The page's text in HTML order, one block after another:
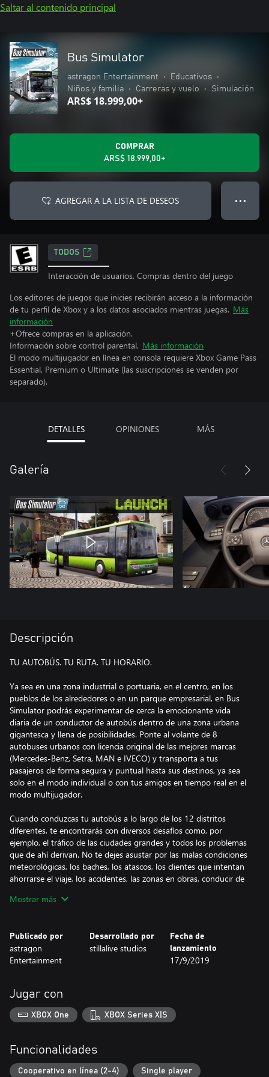
Saltar al contenido principal
Bus Simulator
astragon Entertainment • Educativos
•
Niños y familia
• Carreras y vuelo • Simulación
ARS$ 18.999,00+
COMPRAR
ARS$ 18.999,00+
AGREGAR A LA LISTA DE DESEOS ● ● ●
TODOS
Interacción de usuarios, Compras dentro del juego
Los editores de juegos que inicies recibirán acceso a la información
de tu perfil de Xbox y a los datos asociados mientras juegas. Más
información
+Ofrece compras en la aplicación.
Información sobre control parental. Más información
El modo multijugador en línea en consola requiere Xbox Game Pass
Essential, Premium o Ultimate (las suscripciones se venden por
separado).
DETALLES OPINIONES MÁS
Galería
Descripción
TU AUTOBÚS. TU RUTA. TU HORARIO.
Ya sea en una zona industrial o portuaria, en el centro, en los
pueblos de los alrededores o en un parque empresarial, en Bus
Simulator podrás experimentar de cerca la emocionante vida
diaria de un conductor de autobús dentro de una zona urbana
gigantesca y llena de posibilidades. Ponte al volante de 8
autobuses urbanos con licencia original de las mejores marcas
(Mercedes-Benz, Setra, MAN e IVECO) y transporta a tus
pasajeros de forma segura y puntual hasta sus destinos, ya sea
solo en el modo individual o con tus amigos en tiempo real en el
modo multijugador.
Cuando conduzcas tu autobús a lo largo de los 12 distritos
diferentes, te encontrarás con diversos desafíos como, por
ejemplo, el tráfico de las ciudades grandes y todos los problemas
que de ahí derivan. No te dejes asustar por las malas condiciones
meteorológicas, los baches, los atascos, los clientes que intentan
ahorrarse el viaje, los accidentes, las zonas en obras, conducir de
toma las riendas de tu autobús, haz negocio, consigue una buena
que parecen no acabar nunca. Haz uso de los miles de kilómetros
de carreteras y calles virtuales para hacerte con nuevos distritos,
nuevos autobuses y nuevas opciones de personalización.
autobuses! Evita los accidentes y cualquier daño, y no pierdas de
vista los radares que hay por la ciudad. Si no, tu reputación
podría sufrir un duro revés y tu bolsillo podría verse afectado.
¿A qué estás esperando? ¡Ha llegado la hora de que entres a
Mostrar más
Publicado por
astragon
Entertainment
Desarrollado por
stillalive studios
Fecha de
lanzamiento
17/9/2019
Jugar con
XBOX One XBOX Series X|S
Funcionalidades
Cooperativo en línea (2-4) Single player